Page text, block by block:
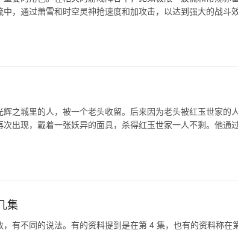
，通过萧雪和时空灵神抢速度和加攻击，以达到强大的战斗
之城里的人，被一个老头收留。后来因为老头被红玉世家的
出现，戴着一张妖异的面具，杀得红玉世家一人不剩。他通
集
有不同的说法。有的资料提到是在第 4 集，也有的资料称在